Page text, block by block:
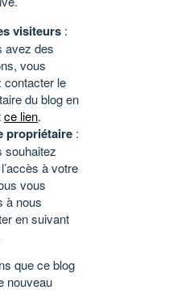
visiteurs :
avez des
vous
contacter le
du blog en
ce lien.
propriétaire :
souhaitez
à votre
vous
à nous
en suivant
que ce blog
nouveau